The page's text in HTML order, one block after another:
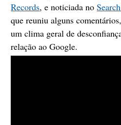
Records, e noticiada no
que reuniu alguns
um clima geral de
relação ao Google.